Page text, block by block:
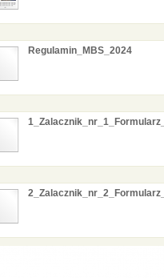
Regulamin_MBS_2024